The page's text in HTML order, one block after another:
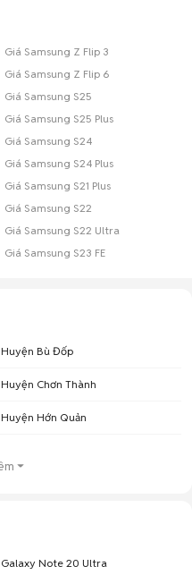
Giá Samsung Z Flip 3
Giá Samsung Z Flip 6
Giá Samsung S25
Giá Samsung S25 Plus
Giá Samsung S24
Giá Samsung S24 Plus
Giá Samsung S21 Plus
Giá Samsung S22
Giá Samsung S22 Ultra
Giá Samsung S23 FE
Huyện Bù Đốp
Huyện Chơn Thành
Huyện Hớn Quản
Galaxy Note 20 Ultra